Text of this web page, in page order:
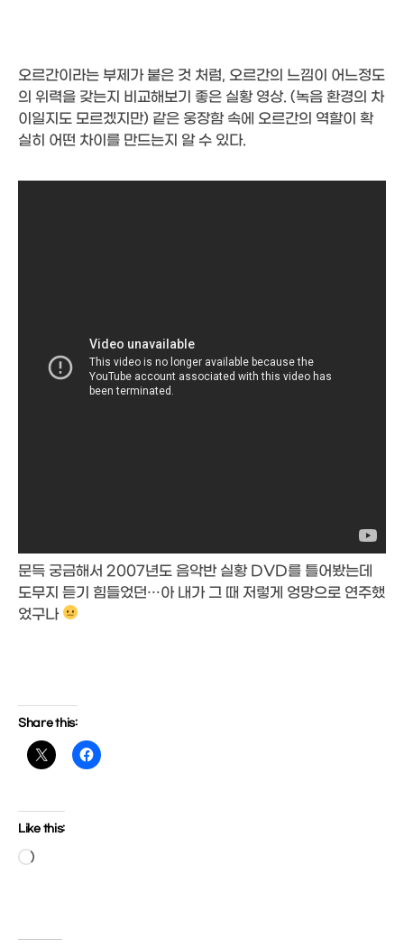
오르간이라는 부제가 붙은 것 처럼, 오르간의 느낌이 어느정도
의 위력을 갖는지 비교해보기 좋은 실황 영상. (녹음 환경의 차
이일지도 모르겠지만) 같은 웅장함 속에 오르간의 역할이 확
실히 어떤 차이를 만드는지 알 수 있다.
문득 궁금해서 2007년도 음악반 실황 DVD를 틀어봤는데
도무지 듣기 힘들었던…아 내가 그 때 저렇게 엉망으로 연주했
었구나
Share this:
Like this:
Loading…